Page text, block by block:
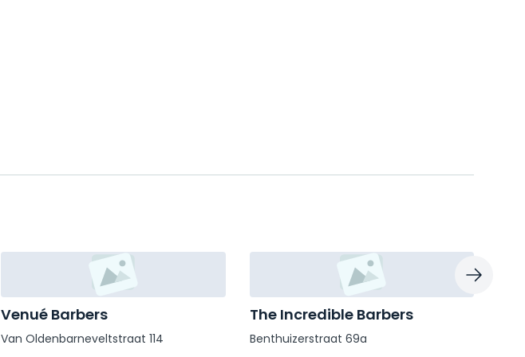
Venué Barbers
Van Oldenbarneveltstraat 114
The Incredible Barbers
Benthuizerstraat 69a